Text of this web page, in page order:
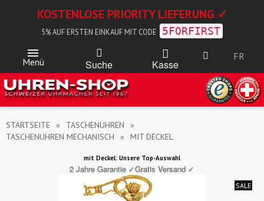
KOSTENLOSE PRIORITY LIEFERUNG ✓
5% AUF ERSTEN EINKAUF MIT CODE 5FORFIRST
Menü Suche Kasse
FR
STARTSEITE
TASCHENUHREN
TASCHENUHREN MECHANISCH
MIT DECKEL
mit Deckel: Unsere Top-Auswahl
2 Jahre Garantie ✓Gratis Versand ✓
SALE